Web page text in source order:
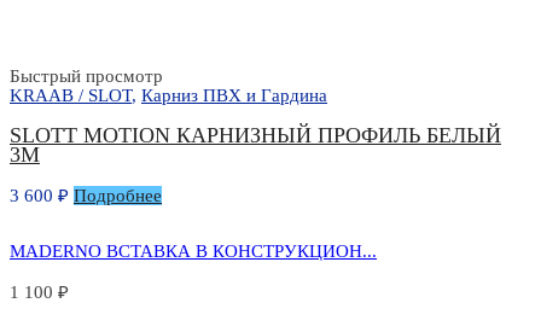
Быстрый просмотр
KRAAB / SLOT, Карниз ПВХ и Гардина
SLOTT MOTION КАРНИЗНЫЙ ПРОФИЛЬ БЕЛЫЙ
3М
3 600 ₽ Подробнее
MADERNO ВСТАВКА В КОНСТРУКЦИОН...
1 100 ₽